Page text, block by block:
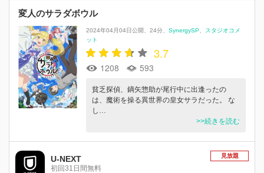
変人のサラダボウル
2024年04月04日公開 24分 SynergySP
スタジオコメ
ット
3.7
1208 593
貧乏探偵、鏑矢惣助が尾行中に出逢ったの
は、魔術を操る異世界の皇女サラだった。 な
し…
>>続きを読む
U-NEXT
初回31日間無料
見放題